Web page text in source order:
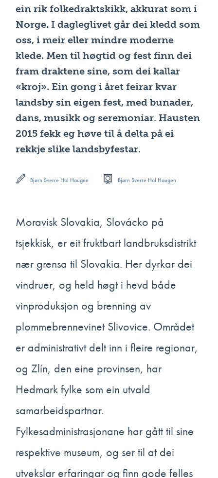
ein rik folkedraktskikk, akkurat som i
Norge. I dagleglivet går dei kledd som
oss, i meir eller mindre moderne
klede. Men til høgtid og fest finn dei
fram draktene sine, som dei kallar
«kroj». Ein gong i året feirar kvar
landsby sin eigen fest, med bunader,
dans, musikk og seremoniar. Hausten
2015 fekk eg høve til å delta på ei
rekkje slike landsbyfestar.
Bjørn Sverre Hol Haugen Bjørn Sverre Hol Haugen
Moravisk Slovakia, Slovácko på
tsjekkisk, er eit fruktbart landbruksdistrikt
nær grensa til Slovakia. Her dyrkar dei
vindruer, og held høgt i hevd både
vinproduksjon og brenning av
plommebrennevinet Slivovice. Området
er administrativt delt inn i fleire regionar,
og Zlín, den eine provinsen, har
Hedmark fylke som ein utvald
samarbeidspartnar.
Fylkesadministrasjonane har gått til sine
respektive museum, og ser til at dei
utvekslar erfaringar og finn gode felles